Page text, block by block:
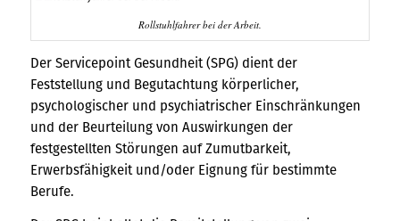
Rollstuhlfahrer bei der Arbeit.
Der Servicepoint Gesundheit (SPG) dient der
Feststellung und Begutachtung körperlicher,
psychologischer und psychiatrischer Einschränkungen
und der Beurteilung von Auswirkungen der
festgestellten Störungen auf Zumutbarkeit,
Erwerbsfähigkeit und/oder Eignung für bestimmte
Berufe.